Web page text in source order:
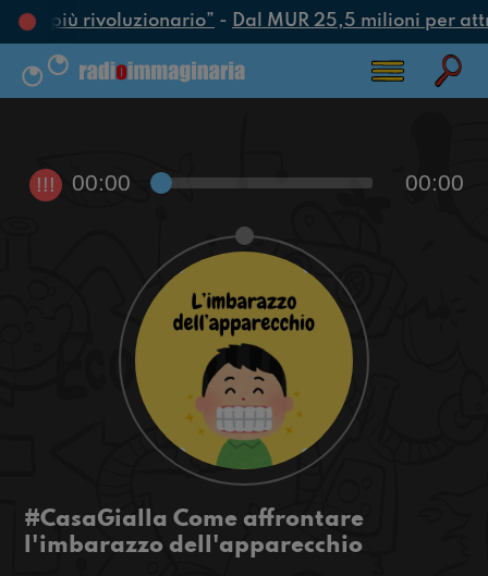
più rivoluzionario”- Dal MUR 25,5 milioni per
!!! 00:00 00:00
#CasaGialla Come affrontare
l'imbarazzo dell'apparecchio